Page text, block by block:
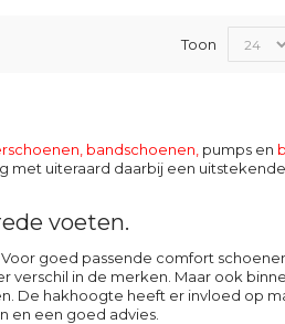
Toon
bandschoenen pumps en
met uiteraard daarbij een
voeten.
goed passende comfort
verschil in de merken. Maar ook
De hakhoogte heeft er invloed op
en een goed advies.